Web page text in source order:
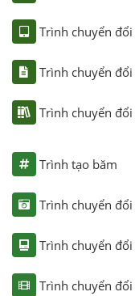
Trình chuyển
Trình chuyển
Trình chuyển
Trình tạo băm
Trình chuyển
Trình chuyển
Trình chuyển